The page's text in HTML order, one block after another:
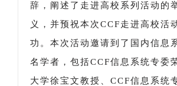
辞，阐述了走进高校系列活动的
义，并预祝本次CCF走进高校活
功。本次活动邀请到了国内信息
名学者，包括CCF信息系统专委
大学徐宝文教授、CCF信息系统